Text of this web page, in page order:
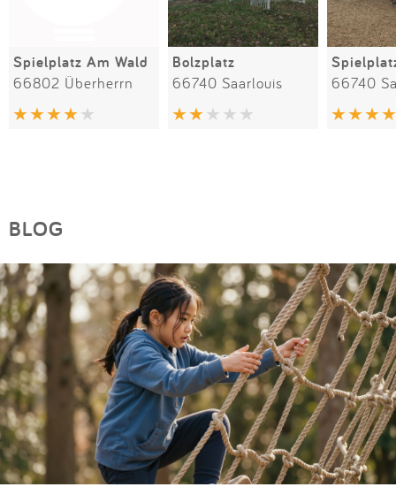
Spielplatz Am Wald
66802 Überherrn
Bolzplatz
66740 Saarlouis 66740
BLOG